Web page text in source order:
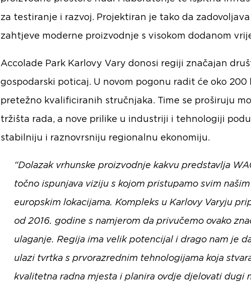
za testiranje i razvoj. Projektiran je tako da
zahtjeve moderne proizvodnje s visokom dodanom
Accolade Park Karlovy Vary donosi regiji značajan
gospodarski poticaj. U novom pogonu radit će oko 200
pretežno kvalificiranih stručnjaka. Time se proširuju
tržišta rada, a nove prilike u industriji i tehnologiji
stabilniju i raznovrsniju regionalnu ekonomiju.
“Dolazak vrhunske proizvodnje kakvu predstavlja
točno ispunjava viziju s kojom pristupamo svim našim
europskim lokacijama. Kompleks u Karlovy Varyju
od 2016. godine s namjerom da privučemo ovako
ulaganje. Regija ima velik potencijal i drago nam je
ulazi tvrtka s prvorazrednim tehnologijama koja
kvalitetna radna mjesta i planira ovdje djelovati dugi